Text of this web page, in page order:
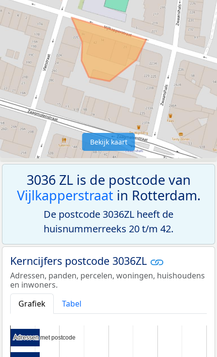
Bekijk kaart
3036 ZL is de postcode van
Vijlkapperstraatin Rotterdam.
De postcode 3036ZL heeft de
huisnummerreeks 20 t/m 42.
Kerncijfers postcode 3036ZL
Adressen, panden, percelen, woningen, huishoudens
en inwoners.
Grafiek
Tabel
Adressen met postcode
Adressen met postcode